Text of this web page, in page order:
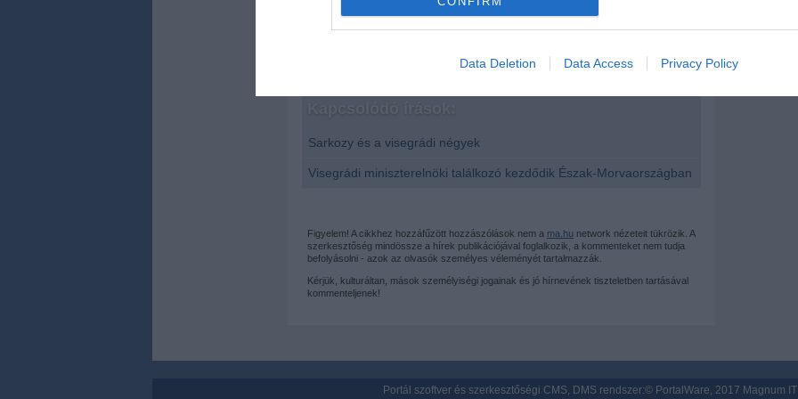
web or device identifiers in apps.
I want to allow Google to enable storage related to personalization.
I want to allow Google to enable storage related to security, including
authentication functionality and fraud prevention, and other user protection.
Data Deletion Data Access Privacy Policy
Kapcsolódó írások:
Sarkozy és a visegrádi négyek
Visegrádi miniszterelnöki találkozó kezdődik Észak-Morvaországban
Figyelem! A cikkhez hozzáfűzött hozzászólások nem a ma.hu network nézeteit tükrözik. A
szerkesztőség mindössze a hírek publikációjával foglalkozik, a kommenteket nem tudja
befolyásolni - azok az olvasók személyes véleményét tartalmazzák.
Kérjük, kulturáltan, mások személyiségi jogainak és jó hírnevének tiszteletben tartásával
kommenteljenek!
Portál szoftver és szerkesztőségi CMS, DMS rendszer:© PortalWare, 2017 Magnum IT